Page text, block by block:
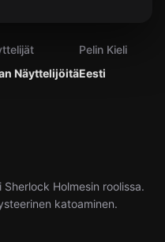
NäyttelijöitäEesti
Pelin Kieli
Holmesin roolissa.
katoaminen.